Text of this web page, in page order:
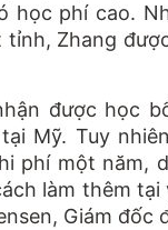
học phí cao.
tỉnh, Zhang
được học
Mỹ. Tuy
phí một năm,
làm thêm tại
Giám đốc